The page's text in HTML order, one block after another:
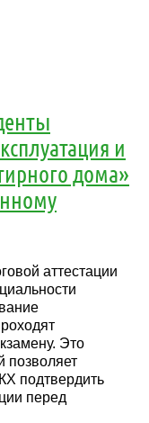
и
дома»
аттестации
Это
позволяет
подтвердить
перед